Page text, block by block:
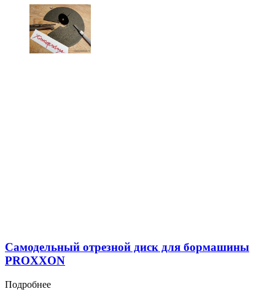
Самодельный отрезной диск для бормашины
PROXXON
Подробнее